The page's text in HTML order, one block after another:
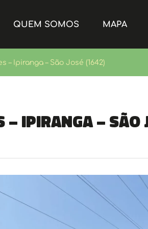
QUEM SOMOS MAPA
– Ipiranga – São José (1642)
Ipiranga – São